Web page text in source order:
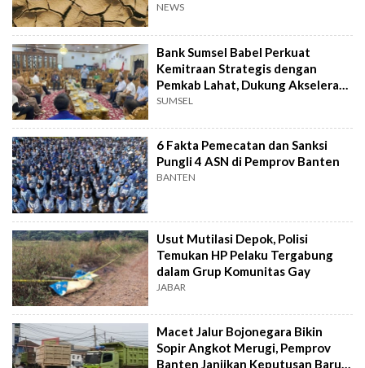
NEWS
Bank Sumsel Babel Perkuat
Kemitraan Strategis dengan
Pemkab Lahat, Dukung Akselerasi
Ekonomi Daerah
SUMSEL
6 Fakta Pemecatan dan Sanksi
Pungli 4 ASN di Pemprov Banten
BANTEN
Usut Mutilasi Depok, Polisi
Temukan HP Pelaku Tergabung
dalam Grup Komunitas Gay
JABAR
Macet Jalur Bojonegara Bikin
Sopir Angkot Merugi, Pemprov
Banten Janjikan Keputusan Baru 4